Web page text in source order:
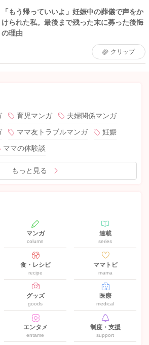
「もう帰っていいよ」妊娠中の葬儀で声をか
けられた私。最後まで残った末に募った後悔
の理由
クリップ
育児マンガ
夫婦関係マンガ
ママ友トラブルマンガ
妊娠
ママの体験談
もっと見る
マンガ
column
連載
series
食・レシピ
recipe
ママトピ
mama
グッズ
goods
医療
medical
エンタメ
entame
制度・支援
support